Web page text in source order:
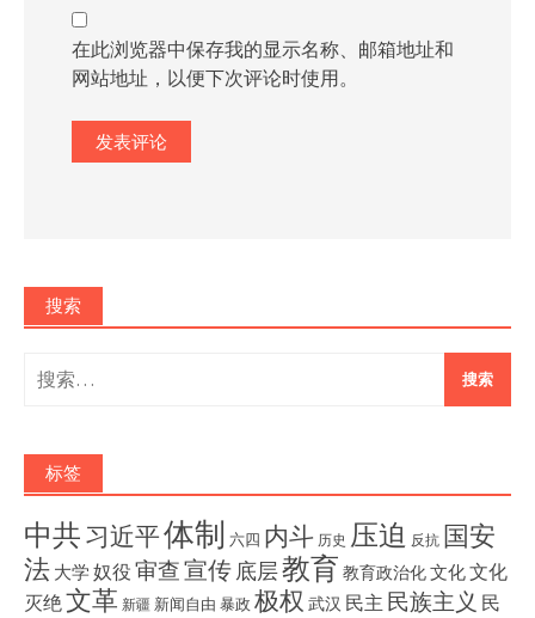
在此浏览器中保存我的显示名称、邮箱地址和
网站地址，以便下次评论时使用。
搜索
搜
索：
标签
中共习近平体制 六四 内斗 历史 压迫 反抗 国安
法 大学 奴役 审查宣传底层教育 教育政治化文化文化
灭绝文革 新疆 新闻自由 暴政 极权 武汉 民主 民族主义 民